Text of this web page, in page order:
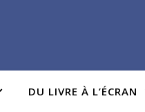
DU LIVRE À L’ÉCRAN